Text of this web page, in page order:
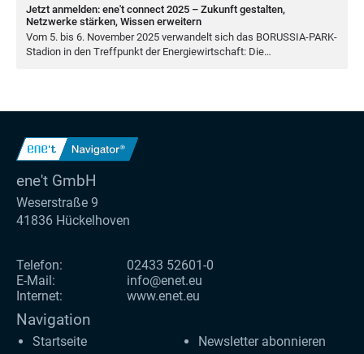
Jetzt anmelden: ene't connect 2025 – Zukunft gestalten,
Netzwerke stärken, Wissen erweitern
Vom 5. bis 6. Novem­ber2025 ver­wan­delt sich das BORUS­SIA-PARK-
Sta­di­on in den Treff­punkt der Ener­gie­wirt­schaft: Die…
ene't GmbH
Weserstraße 9
41836 Hückelhoven
Telefon:
02433 52601-0
E-Mail:
info@enet.eu
Internet:
www.enet.eu
Navigation
Startseite
Newsletter abonnieren